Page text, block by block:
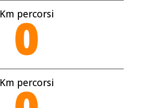
Km percorsi
0
Km percorsi